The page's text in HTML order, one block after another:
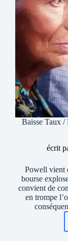
Baisse Taux
écrit
Powell vient
bourse
convient de
en trompe